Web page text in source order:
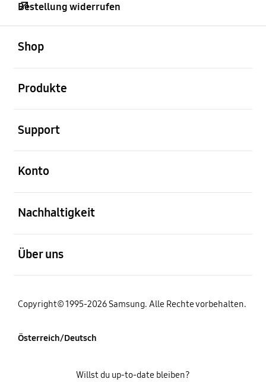
Bestellung widerrufen
Shop
Produkte
Support
Konto
Nachhaltigkeit
Über uns
Copyright© 1995-2026 Samsung. Alle Rechte vorbehalten.
Österreich/Deutsch
Willst du up-to-date bleiben?